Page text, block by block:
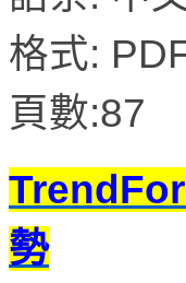
格式:
頁數:87
勢